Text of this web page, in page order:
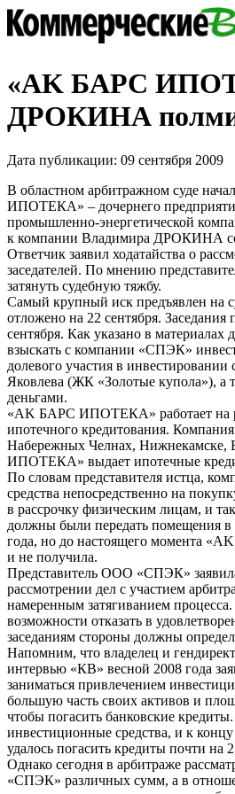
«АK БАРС
ДРОКИНА
Дата публикации: 09 сентября 2009
В областном арбитражном суде
ИПОТЕКА» – дочернего
промышленно-энергетической
к компании Владимира ДРОКИНА
Ответчик заявил ходатайства о
заседателей. По мнению
затянуть судебную тяжбу.
Самый крупный иск предъявлен на
отложено на 22 сентября.
сентября. Как указано в
взыскать с компании «СПЭК»
долевого участия в
Яковлева (ЖК «Золотые купола»), а
деньгами.
«АK БАРС ИПОТЕКА» работает на
ипотечного кредитования.
Набережных Челнах,
ИПОТЕКА» выдает ипотечные
По словам представителя истца,
средства непосредственно на
в рассрочку физическим лицам, и
должны были передать помещения в
года, но до настоящего момента
и не получила.
Представитель ООО «СПЭК» заявила
рассмотрении дел с участием
намеренным затягиванием
возможности отказать в
заседаниям стороны должны
Напомним, что владелец и
интервью «КВ» весной 2008 года
заниматься привлечением
большую часть своих активов и
чтобы погасить банковские
инвестиционные средства, и к
удалось погасить кредиты почти на
Однако сегодня в арбитраже
«СПЭК» различных сумм, а в